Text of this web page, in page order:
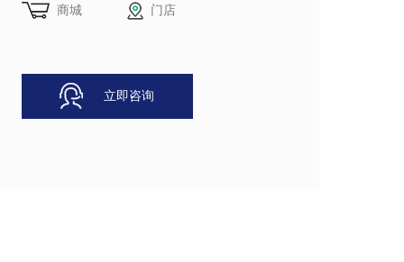
商城
门店
立即咨询